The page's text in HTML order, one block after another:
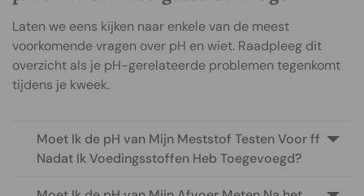
Laten we eens kijken naar enkele van de meest
voorkomende vragen over pH en wiet. Raadpleeg dit
overzicht als je pH-gerelateerde problemen tegenkomt
tijdens je kweek.
Moet Ik de pH van Mijn Meststof Testen Voor ff
Nadat Ik Voedingsstoffen Heb Toegevoegd?